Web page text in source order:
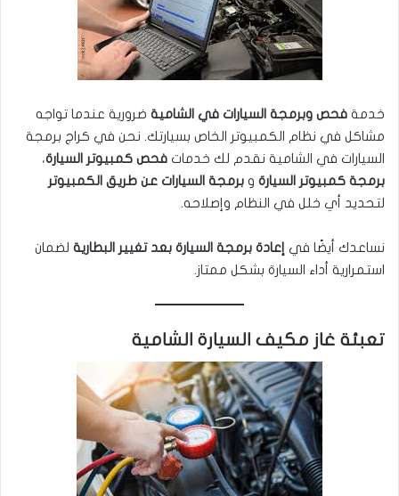
خدمة فحص وبرمجة السيارات في الشامية ضرورية عندما تواجه
مشاكل في نظام الكمبيوتر الخاص بسيارتك. نحن في كراج برمجة
السيارات في الشامية نقدم لك خدمات فحص كمبيوتر السيارة،
برمجة كمبيوتر السيارة و برمجة السيارات عن طريق الكمبيوتر
لتحديد أي خلل في النظام وإصلاحه.
نساعدك أيضًا في إعادة برمجة السيارة بعد تغيير البطارية لضمان
استمرارية أداء السيارة بشكل ممتاز.
تعبئة غاز مكيف السيارة الشامية